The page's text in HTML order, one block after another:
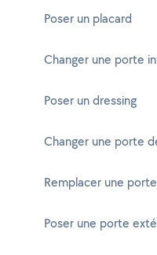
Poser un placard
Changer une porte
Poser un dressing
Changer une porte
Remplacer une
Poser une porte